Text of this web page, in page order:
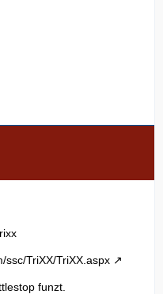
ssc/TriXX/TriXX.aspx
funzt.